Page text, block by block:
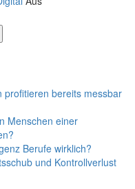
profitieren bereits messbar
Menschen einer
Berufe wirklich?
und Kontrollverlust